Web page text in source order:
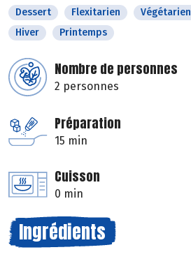
Dessert Flexitarien Végétarien
Hiver
Printemps
Nombre de personnes
2 personnes
Préparation
15 min
Cuisson
0 min
Ingrédients